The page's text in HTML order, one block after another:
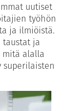
uutiset
työhön
ja ilmiöistä.
taustat ja
alalla